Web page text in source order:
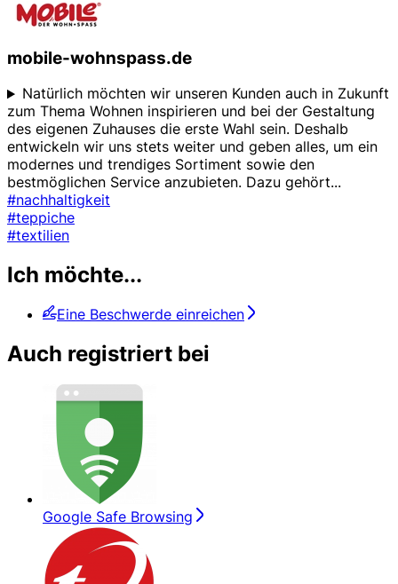
mobile-wohnspass.de
Natürlich möchten wir unseren Kunden auch in Zukunft
zum Thema Wohnen inspirieren und bei der Gestaltung
des eigenen Zuhauses die erste Wahl sein. Deshalb
entwickeln wir uns stets weiter und geben alles, um ein
modernes und trendiges Sortiment sowie den
bestmöglichen Service anzubieten. Dazu gehört...
#nachhaltigkeit
#teppiche
#textilien
Ich möchte...
Eine Beschwerde einreichen
Auch registriert bei
Google Safe Browsing